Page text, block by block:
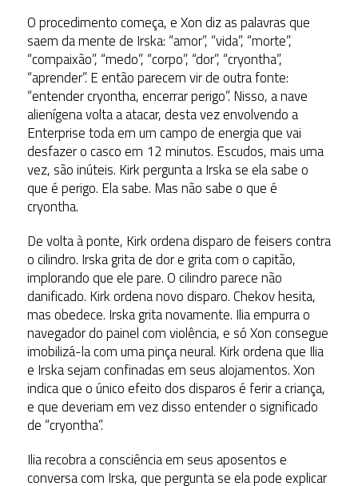
O procedimento começa, e Xon diz as palavras que
saem da mente de Irska: “amor”, “vida”, “morte”,
“compaixão”, “medo”, “corpo”, “dor”, “cryontha”,
“aprender”. E então parecem vir de outra fonte:
“entender cryontha, encerrar perigo”. Nisso, a nave
alienígena volta a atacar, desta vez envolvendo a
Enterprise toda em um campo de energia que vai
desfazer o casco em 12 minutos. Escudos, mais uma
vez, são inúteis. Kirk pergunta a Irska se ela sabe o
que é perigo. Ela sabe. Mas não sabe o que é
cryontha.
De volta à ponte, Kirk ordena disparo de feisers contra
o cilindro. Irska grita de dor e grita com o capitão,
implorando que ele pare. O cilindro parece não
danificado. Kirk ordena novo disparo. Chekov hesita,
mas obedece. Irska grita novamente. Ilia empurra o
navegador do painel com violência, e só Xon consegue
imobilizá-la com uma pinça neural. Kirk ordena que Ilia
e Irska sejam confinadas em seus alojamentos. Xon
indica que o único efeito dos disparos é ferir a criança,
e que deveriam em vez disso entender o significado
de “cryontha”.
Ilia recobra a consciência em seus aposentos e
conversa com Irska, que pergunta se ela pode explicar